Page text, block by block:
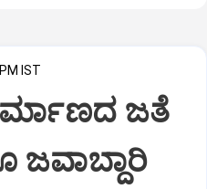
IST
ಜತೆ